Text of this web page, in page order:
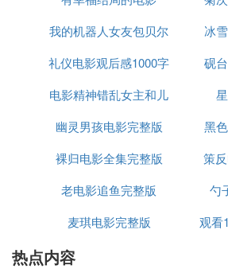
我的机器人女友包贝尔
完整版电影
冰
礼仪电影观后感1000字
砚
电影精神错乱女主和儿
子结局
幽灵男孩电影完整版
黑
裸归电影全集完整版
策
老电影追鱼完整版
勺
麦琪电影完整版
观看
热点内容